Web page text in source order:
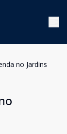
no Jardins